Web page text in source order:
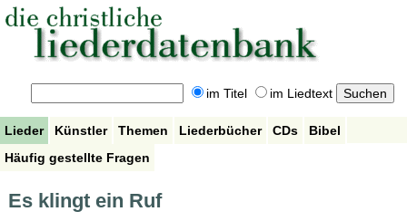
im Titel im Liedtext
Lieder Künstler Themen Liederbücher CDs
Bibel
Häufig gestellte Fragen
Es klingt ein Ruf